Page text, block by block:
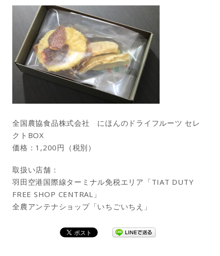
全国農協食品株式会社 にほんのドライフルーツ セレ
クトBOX
価格：1,200円（税別）
取扱い店舗：
羽田空港国際線ターミナル免税エリア「TIAT DUTY
FREE SHOP CENTRAL」
全農アンテナショップ「いちごいちえ」